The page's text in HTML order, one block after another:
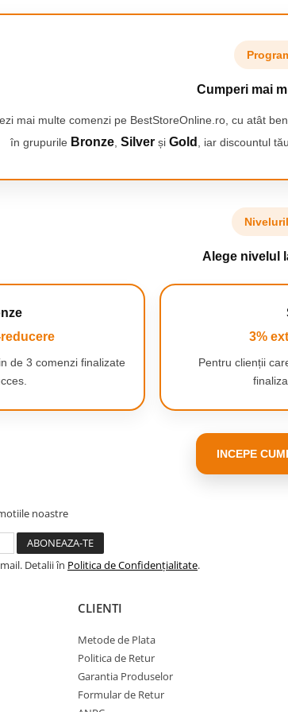
crearea lucrarilor de margele, copilul tau se va confrunta
atentie a elementelor mici ii va cere sa petreaca mult
MARGELE
moment de relaxare pentru tine
OPERE DE
Cumperi mai
mai multe comenzi pe BestStoreOnline.ro, cu atât
în grupurile Bronze, Silverși Gold , iar discountul
Alege nivelul
de 3 comenzi finalizate
3%
Pentru clienții
INCEPE
noastre
Detalii în Politica de Confidențialitate.
CLIENTI
Metode de Plata
Politica de Retur
Garantia Produselor
Formular de Retur